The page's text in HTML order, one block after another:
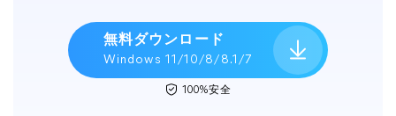
無料ダウンロード
Windows 11/10/8/8.1/7
100%安全